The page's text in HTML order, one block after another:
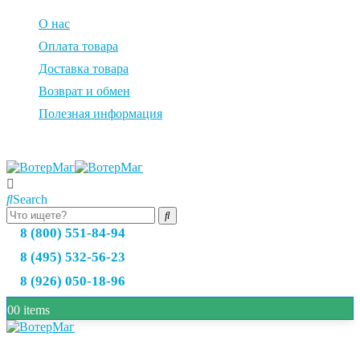
О нас
Оплата товара
Доставка товара
Возврат и обмен
Полезная информация
Search
8 (800) 551-84-94
8 (495) 532-56-23
8 (926) 050-18-96
00 items